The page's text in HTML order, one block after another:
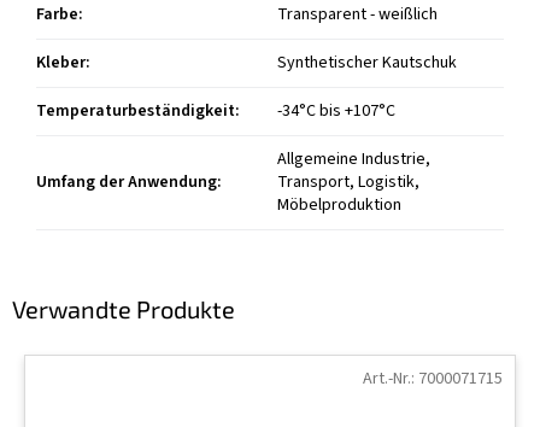
Verwandte Produkte
Art.-Nr.: 7000071715
Farbe:
Transparent - weißlich
Kleber:
Synthetischer Kautschuk
Temperaturbeständigkeit: -34°C bis +107°C
Umfang der Anwendung:
Allgemeine Industrie,
Transport, Logistik,
Möbelproduktion